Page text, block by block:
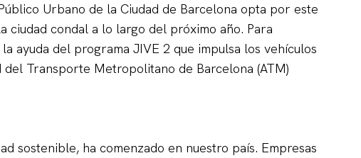
Urbano de la Ciudad de Barcelona opta por este
condal a lo largo del próximo año. Para
ayuda del programa JIVE 2 que impulsa los vehículos
Transporte Metropolitano de Barcelona (ATM)
sostenible, ha comenzado en nuestro país. Empresas